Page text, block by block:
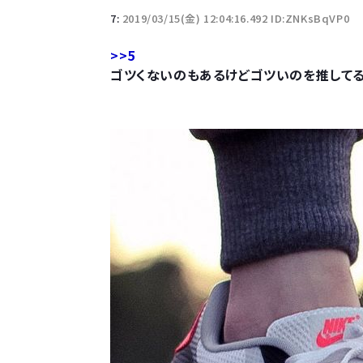
7: 2019/03/15(金) 12:04:16.492 ID:ZNKsBqVP0
>>5
ゴツくないのもあるけどゴツいのを推して